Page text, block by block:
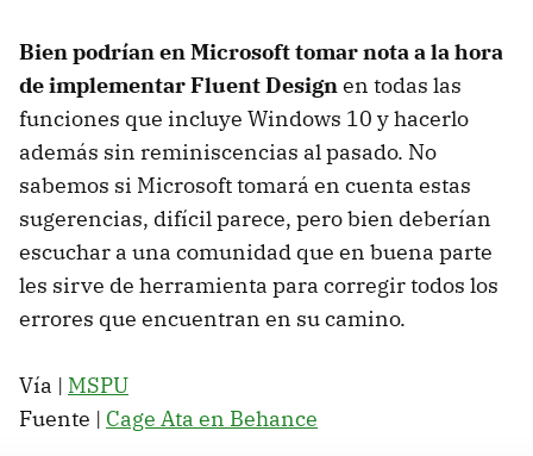
Bien podrían en Microsoft tomar nota a la hora
de implementar Fluent Designen todas las
funciones que incluye Windows 10 y hacerlo
además sin reminiscencias al pasado. No
sabemos si Microsoft tomará en cuenta estas
sugerencias, difícil parece, pero bien deberían
escuchar a una comunidad que en buena parte
les sirve de herramienta para corregir todos los
errores que encuentran en su camino.
Vía | MSPU
Fuente | Cage Ata en Behance